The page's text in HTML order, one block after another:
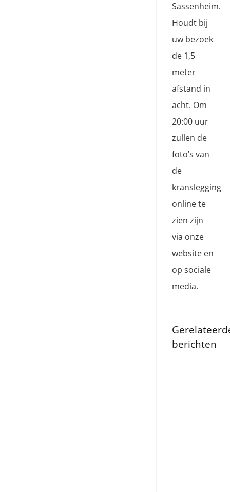
Sassenheim.
Houdt bij
uw bezoek
de 1,5
meter
afstand in
acht. Om
20:00 uur
zullen de
foto’s van
de
kranslegging
online te
zien zijn
via onze
website en
op sociale
media.
berichten